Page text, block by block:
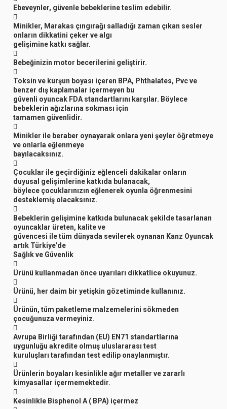
Ebeveynler, güvenle bebeklerine teslim edebilir.

Minikler, Marakas çıngırağı salladığı zaman çıkan sesler
onların dikkatini çeker ve algı
gelişimine katkı sağlar.

Bebeğinizin motor becerilerini geliştirir.

Toksin ve kurşun boyası içeren BPA, Phthalates, Pvc ve
benzer dış kaplamalar içermeyen bu
güvenli oyuncak FDA standartlarını karşılar. Böylece
bebeklerin ağızlarına sokması için
tamamen güvenlidir.

Minikler ile beraber oynayarak onlara yeni şeyler öğretmeye
ve onlarla eğlenmeye
bayılacaksınız.

Çocuklar ile geçirdiğiniz eğlenceli dakikalar onların
duyusal gelişimlerine katkıda bulanacak,
böylece çocuklarınızın eğlenerek oyunla öğrenmesini
desteklemiş olacaksınız.

Bebeklerin gelişimine katkıda bulunacak şekilde tasarlanan
oyuncaklar üreten, kalite ve
güvencesi ile tüm dünyada sevilerek oynanan Kanz Oyuncak
artık Türkiye’de
Sağlık ve Güvenlik

Ürünü kullanmadan önce uyarıları dikkatlice okuyunuz.

Ürünü, her daim bir yetişkin gözetiminde kullanınız.

Ürünün, tüm paketleme malzemelerini sökmeden
çocuğunuza vermeyiniz.

Avrupa Birliği tarafından (EU) EN71 standartlarına
uygunluğu akredite olmuş uluslararası test
kuruluşları tarafından test edilip onaylanmıştır.

Ürünlerin boyaları kesinlikle ağır metaller ve zararlı
kimyasallar içermemektedir.

Kesinlikle Bisphenol A ( BPA) içermez